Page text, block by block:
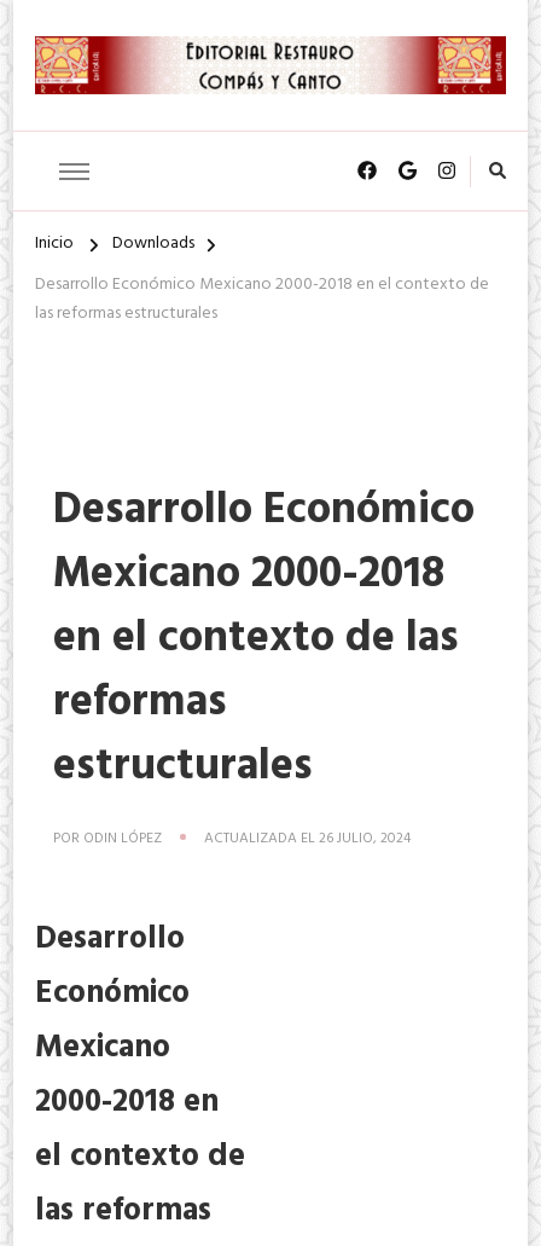
Inicio
Downloads
Desarrollo Económico Mexicano 2000-2018 en el contexto de
las reformas estructurales
Desarrollo Económico
Mexicano 2000-2018
en el contexto de las
reformas
estructurales
POR ODIN LÓPEZ ACTUALIZADA EL26 JULIO, 2024
Desarrollo
Económico
Mexicano
2000-2018 en
el contexto de
las reformas